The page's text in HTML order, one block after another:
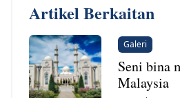
Artikel Berkaitan
Galeri
Seni bina
Malaysia